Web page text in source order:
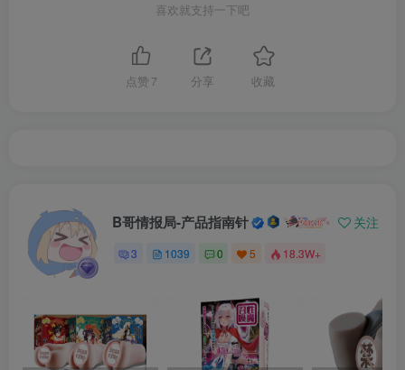
喜欢就支持一下吧
点赞 7 分享 收藏
B哥情报局-产品指南针 关注
3 1039 0 5 18.3W+